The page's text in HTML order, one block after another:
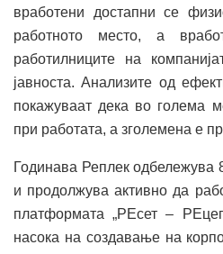
вработени достапни се
работното место, а
работилниците на
јавноста. Анализите од
покажуваат дека во голема
при работата, а зголемена е
Годинава Реплек одбележува
и продолжува активно да
платформата „РЕсет –
насока на создавање на